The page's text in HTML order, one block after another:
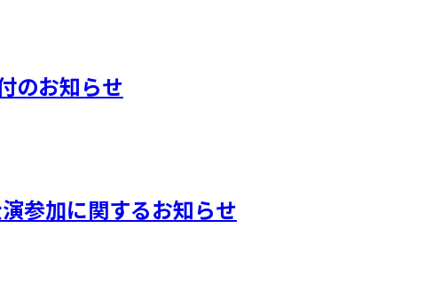
のお知らせ
参加に関するお知らせ